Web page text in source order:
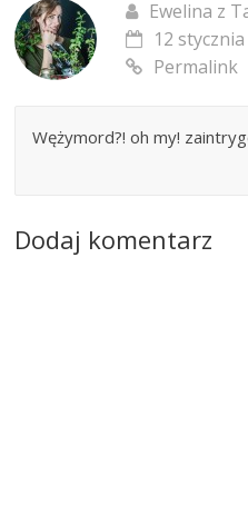
Ewelina z
12
Permalink
Wężymord?! oh my!
Dodaj komentarz